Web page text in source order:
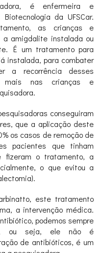
é enfermeira e
da UFSCar.
as crianças e
amigdalite instalada ou
É um tratamento para
instalada, para combater
a recorrência desses
mais nas crianças e
conseguiram
que a aplicação deste
os casos de remoção de
pacientes que tinham
fizeram o tratamento, a
o que evitou a
este tratamento
a intervenção médica.
podemos sempre
ou seja, ele não é
de antibióticos, é um